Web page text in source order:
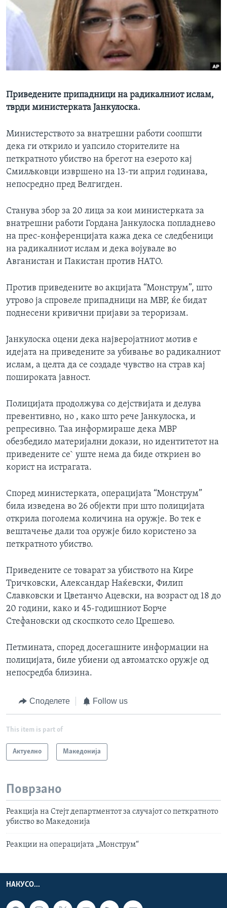
ИНТЕРВЈУА
Јазици
Приведените припадници на радикалниот ислам,
тврди министерката Јанкулоска.
Министерството за внатрешни работи соопшти
дека ги открило и уапсило сторителите на
петкратното убиство на брегот на езерото кај
Смилљковци извршено на 13-ти април годинава,
непосредно пред Велгигден.
Станува збор за 20 лица за кои министерката за
внатрешни работи Гордана Јанкулоска попладнево
на прес-конференцијата кажа дека се следбеници
на радикалниот ислам и дека војувале во
Авганистан и Пакистан против НАТО.
Против приведените во акцијата “Монструм”, што
утрово ја спровеле припадници на МВР, ќе бидат
поднесeни кривични пријави за тероризам.
Јанкулоска оцени дека најверојатниот мотив е
идејата на приведените за убивање во радикалниот
ислам, а целта да се создаде чувство на страв кај
пошироката јавност.
Полицијата продолжува со дејствијата и делува
превентивно, но , како што рече Јанкулоска, и
репресивно. Таа информираше дека МВР
обезбедило материјални докази, но идентитетот на
приведените се` уште нема да биде откриен во
корист на истрагата.
Според министерката, операцијата “Монструм”
била изведена во 26 објекти при што полицијата
открила поголема количина на оружје. Во тек е
вештачење дали тоа оружје било користено за
петкратното убиство.
Приведените се товарат за убиството на Кире
Тричковски, Александар Наќевски, Филип
Славковски и Цветанчо Ацевски, на возраст од 18 до
20 години, како и 45-годишниот Борче
Стефановски од скоспкото село Црешево.
Петмината, според досегашните информации на
полицијата, биле убиени од автоматско оружје од
непосредба близина.
Споделете Follow us
This item is part of
Актуелно Македонија
Поврзано
Реакција на Стејт департментот за случајот со петкратното
убиство во Македонија
Реакции на операцијата „Монструм“
НАКУСО...